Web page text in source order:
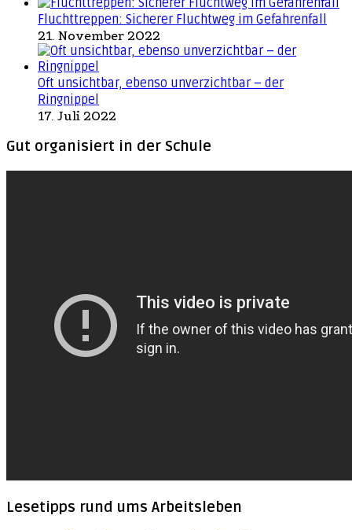
Fluchttreppen: Sicherer Fluchtweg im Gefahrenfall
21. November 2022
Oft unsichtbar, ebenso unverzichtbar – der
Ringnippel
17. Juli 2022
Gut organisiert in der Schule
Lesetipps rund ums Arbeitsleben